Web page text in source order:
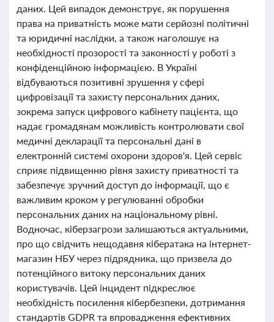
даних. Цей випадок демонструє, як порушення
права на приватність може мати серйозні політичні
та юридичні наслідки, а також наголошує на
необхідності прозорості та законності у роботі з
конфіденційною інформацією. В Україні
відбуваються позитивні зрушення у сфері
цифровізації та захисту персональних даних,
зокрема запуск цифрового кабінету пацієнта, що
надає громадянам можливість контролювати свої
медичні декларації та персональні дані в
електронній системі охорони здоров'я. Цей сервіс
сприяє підвищенню рівня захисту приватності та
забезпечує зручний доступ до інформації, що є
важливим кроком у регулюванні обробки
персональних даних на національному рівні.
Водночас, кіберзагрози залишаються актуальними,
про що свідчить нещодавня кібератака на інтернет-
магазин НБУ через підрядника, що призвела до
потенційного витоку персональних даних
користувачів. Цей інцидент підкреслює
необхідність посилення кібербезпеки, дотримання
стандартів GDPR та впровадження ефективних